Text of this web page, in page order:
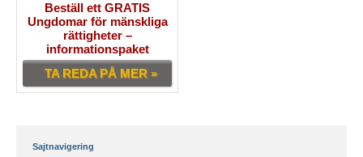
Beställ ett GRATIS
Ungdomar för mänskliga
rättigheter –
informationspaket
TA REDA PÅ MER »
Sajtnavigering